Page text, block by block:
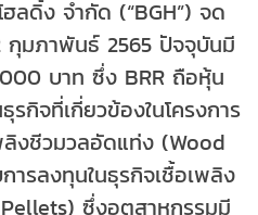
ลดิ้ง จำกัด (“BGH”) จด
กุมภาพันธ์ 2565 ปัจจุบันมี
บาท ซึ่ง BRR ถือหุ้น
รกิจที่เกี่ยวข้องในโครงการ
ลิงชีวมวลอัดแท่ง (Wood
รลงทุนในธุรกิจเชื้อเพลิง
ซึ่งอุตสาหกรรมมี